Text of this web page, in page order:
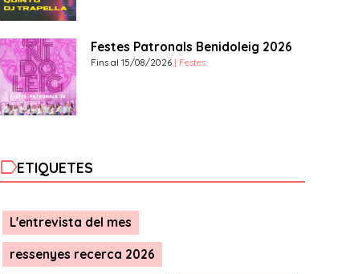
Festes Patronals Benidoleig 2026
Fins al 15/08/2026 | Festes
labelETIQUETES
L'entrevista del mes
ressenyes recerca 2026